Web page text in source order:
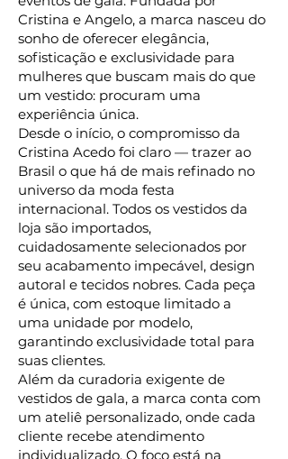
Cristina e Angelo, a marca nasceu do
sonho de oferecer elegância,
sofisticação e exclusividade para
mulheres que buscam mais do que
um vestido: procuram uma
experiência única.
Desde o início, o compromisso da
Cristina Acedo foi claro — trazer ao
Brasil o que há de mais refinado no
universo da moda festa
internacional. Todos os vestidos da
loja são importados,
cuidadosamente selecionados por
seu acabamento impecável, design
autoral e tecidos nobres. Cada peça
é única, com estoque limitado a
uma unidade por modelo,
garantindo exclusividade total para
suas clientes.
Além da curadoria exigente de
vestidos de gala, a marca conta com
um ateliê personalizado, onde cada
cliente recebe atendimento
individualizado. O foco está na